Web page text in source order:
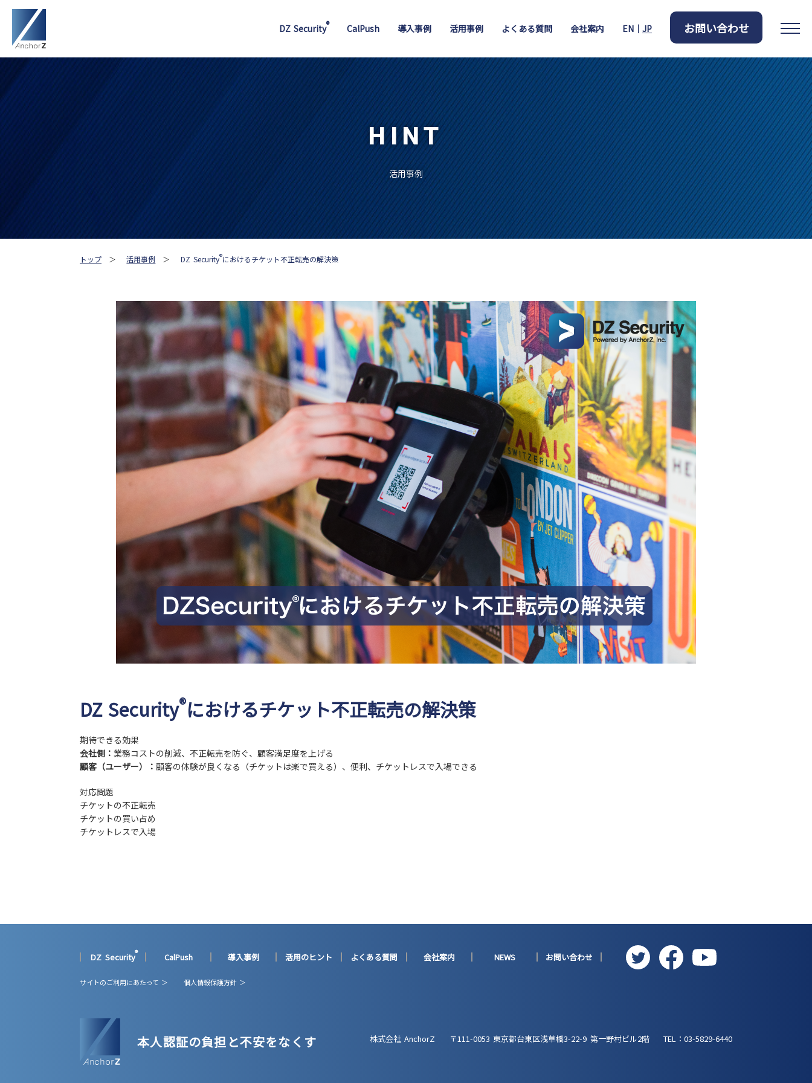
DZ Security® CalPush 導入事例 活用事例 よくある質問 会社案内 EN｜ JP お問い合わせ
HINT
活用事例
トップ ＞活用事例 ＞ DZ Security®におけるチケット不正転売の解決策
DZ Security®におけるチケット不正転売の解決策
期待できる効果
会社側： 業務コストの削減、不正転売を防ぐ、顧客満足度を上げる
顧客（ユーザー）： 顧客の体験が良くなる（チケットは楽で買える）、便利、チケットレスで入場できる
対応問題
チケットの不正転売
チケットの買い占め
チケットレスで入場
DZ Security® CalPush 導入事例 活用のヒント よくある質問 会社案内 NEWS お問い合わせ
サイトのご利用にあたって ＞ 個人情報保護方針 ＞
本人認証の負担と不安をなくす 株式会社 AnchorZ 〒111-0053 東京都台東区浅草橋3-22-9 第一野村ビル2階 TEL： 03-5829-6440